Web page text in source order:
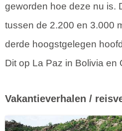
geworden hoe deze nu is.
tussen de 2.200 en 3.000
derde hoogstgelegen
Dit op La Paz in Bolivia en
Vakantieverhalen /